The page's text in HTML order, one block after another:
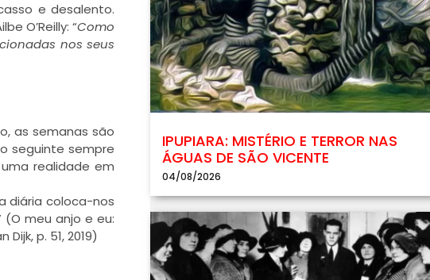
e desalento.
O’Reilly: “Como
nos seus
as semanas são
seguinte sempre
realidade em
diária coloca-nos
meu anjo e eu:
p. 51, 2019)
IPUPIARA: MISTÉRIO E TERROR NAS
ÁGUAS DE SÃO VICENTE
04/08/2026